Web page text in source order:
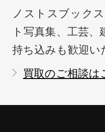
ノストスブック
ト写真集、工芸
持ち込みも歓迎い
買取のご相談は